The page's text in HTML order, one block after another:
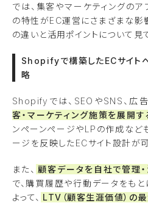
では、集客やマーケティングの
の特性がEC運営にさまざまな影
の違いと活用ポイントについて見
Shopifyで構築したECサイト
略
Shopifyでは、SEOやSNS、広告
客・マーケティング施策を展開
ンペーンページやLPの作成など
ージを反映したECサイト設計が可
また、 顧客データを自社で管理
で、購買履歴や行動データをも
よって、 LTV（顧客生涯価値）の